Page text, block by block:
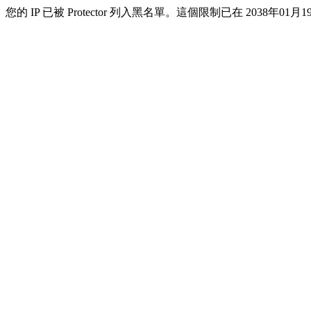
您的 IP 已被 Protector 列入黑名單。這個限制已在 2038年01月